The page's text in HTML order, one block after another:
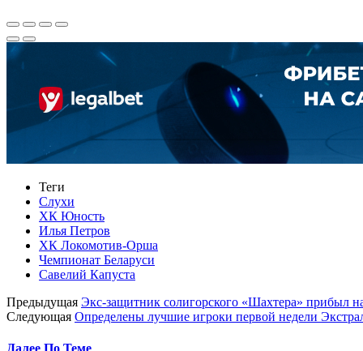
Теги
Слухи
ХК Юность
Илья Петров
ХК Локомотив-Орша
Чемпионат Беларуси
Савелий Капуста
Предыдущая Экс-защитник солигорского «Шахтера» прибыл
Следующая Определены лучшие игроки первой недели
Далее По Теме